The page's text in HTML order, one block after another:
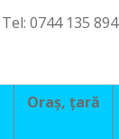
0744 135 894
Oraş, ţară